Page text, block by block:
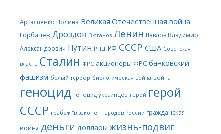
Артюшенко Полина Великая Отечественная война
Горбачев Дроздов Зюганов Ленин Павлов Владимир
Александрович Путин РПЦ РФ СССР США Советская
власть Сталин ФРС акционеры ФРС банковский
фашизм белый террор биологическая война война
геноцид геноцид украинцев герой герой
СССР грабеж "в законе" народов России гражданская
война деньги доллары жизнь-подвиг